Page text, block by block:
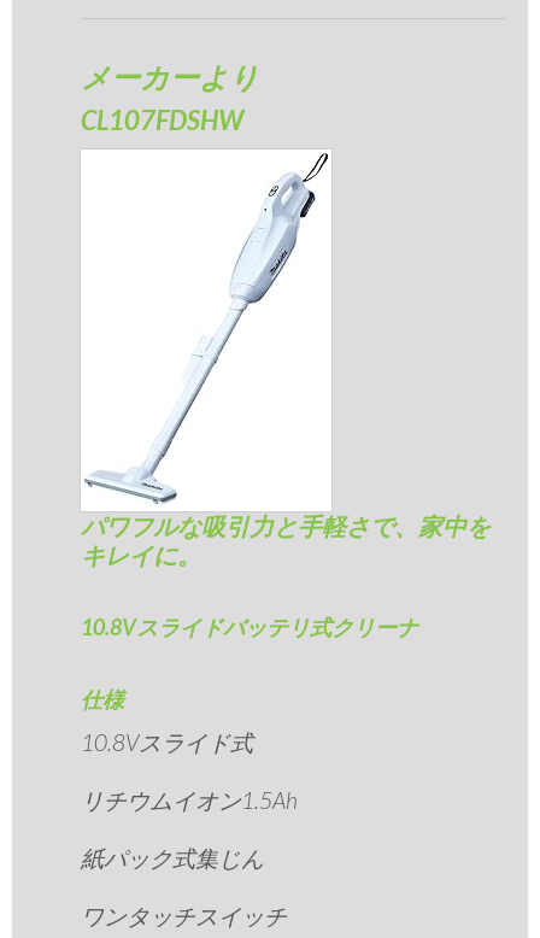
メーカーより
CL107FDSHW
パワフルな吸引力と手軽さで、家中を
キレイに。
10.8Vスライドバッテリ式クリーナ
仕様
10.8Vスライド式
リチウムイオン1.5Ah
紙パック式集じん
ワンタッチスイッチ